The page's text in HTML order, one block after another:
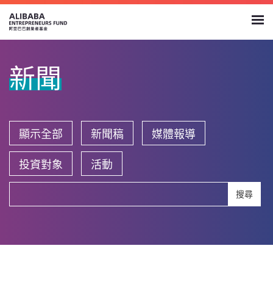
新聞
顯示全部 新聞稿 媒體報導
投資對象 活動
搜尋